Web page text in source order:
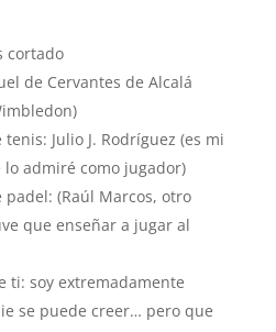
cortado
de Cervantes de Alcalá
tenis: Julio J. Rodríguez (es mi
admiré como jugador)
padel: (Raúl Marcos, otro
que enseñar a jugar al
ti: soy extremadamente
se puede creer… pero que